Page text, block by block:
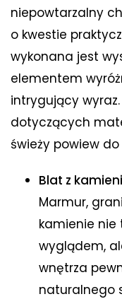
niepowtarzalny
o kwestie
wykonana jest
elementem
intrygujący
dotyczących
świeży powiew
Blat z
Marmur,
kamienie nie
wyglądem,
wnętrza
naturalnego